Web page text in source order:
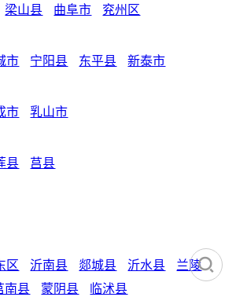
梁山县 曲阜市 兖州区
市 宁阳县 东平县 新泰市
市 乳山市
县 莒县
区 沂南县 郯城县 沂水县
兰陵
南县 蒙阴县 临沭县
